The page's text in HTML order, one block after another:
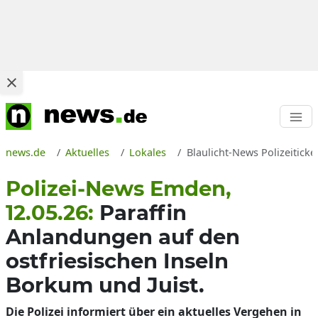
news.de Aktuelles Lokales Blaulicht-News
Polizei-News Emden,
12.05.26: Paraffin
Anlandungen auf den
ostfriesischen Inseln
Borkum und Juist.
Die Polizei informiert über ein aktuelles Vergehen in